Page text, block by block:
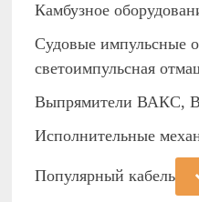
Камбузное
Судовые импульсные
светоимпульсная
Выпрямители ВАКС,
Исполнительные
Популярный кабель